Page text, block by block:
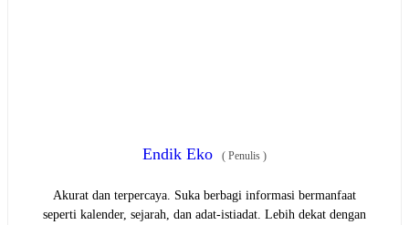
Endik Eko ( Penulis )
Akurat dan terpercaya. Suka berbagi informasi bermanfaat
seperti kalender, sejarah, dan adat-istiadat. Lebih dekat dengan